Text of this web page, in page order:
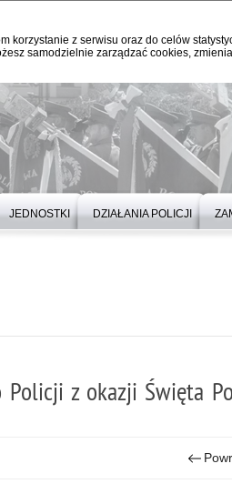
korzystanie z serwisu oraz do celów
samodzielnie zarządzać cookies,
JEDNOSTKI DZIAŁANIA POLICJI
Policji z okazji Święta